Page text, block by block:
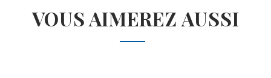
VOUS AIMEREZ AUSSI